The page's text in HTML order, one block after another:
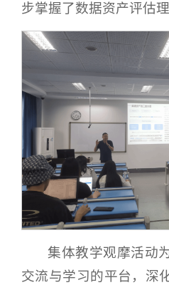
步掌握了数据资产评估
集体教学观摩活动
交流与学习的平台，深